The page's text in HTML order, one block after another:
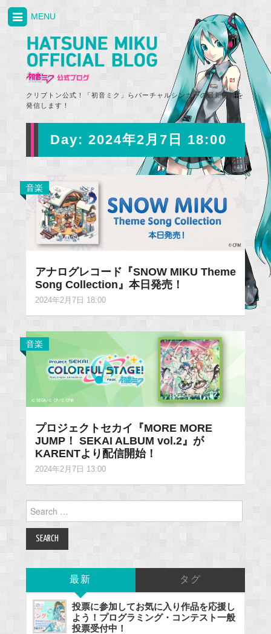
クリプトン公式！「初音ミク」らバーチャルシンガーの最新情報を
発信します！
MENU
Day: 2024年2月7日 18:00
音楽
アナログレコード『SNOW MIKU Theme
Song Collection』本日発売！
2024年2月7日 18:00
音楽
プロジェクトセカイ『MORE MORE
JUMP！ SEKAI ALBUM vol.2』が
KARENTより配信開始！
2024年2月7日 13:00
for:
最新 タグ
投票に参加してお気に入り作品を応援し
よう！プログラミング・コンテスト一般
投票受付中！